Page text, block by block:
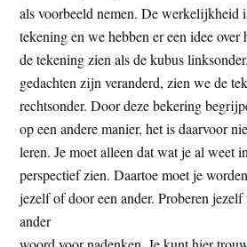
als voorbeeld nemen. De werkelijkheid
tekening en we hebben er een idee over
de tekening zien als de kubus
gedachten zijn veranderd, zien we de
rechtsonder. Door deze bekering
op een andere manier, het is daarvoor
leren. Je moet alleen dat wat je al weet
perspectief zien. Daartoe moet je
jezelf of door een ander.Proberen jezelf
ander